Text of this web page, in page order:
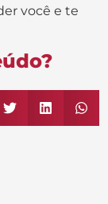
você e te